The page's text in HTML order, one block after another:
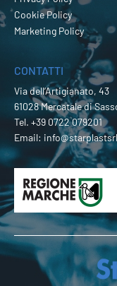
Cookie Policy
Marketing Policy
CONTATTI
Via dell’Artigianato, 43
61028 Mercatale di
Tel. +39 0722 079201
Email: